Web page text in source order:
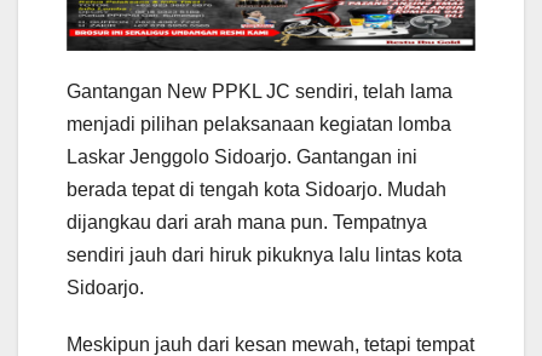
Gantangan New PPKL JC sendiri, telah lama
menjadi pilihan pelaksanaan kegiatan lomba
Laskar Jenggolo Sidoarjo. Gantangan ini
berada tepat di tengah kota Sidoarjo. Mudah
dijangkau dari arah mana pun. Tempatnya
sendiri jauh dari hiruk pikuknya lalu lintas kota
Sidoarjo.
Meskipun jauh dari kesan mewah, tetapi tempat